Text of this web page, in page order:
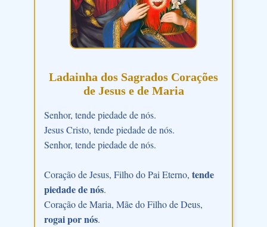
Ladainha dos Sagrados Corações
de Jesus e de Maria
Senhor, tende piedade de nós.
Jesus Cristo, tende piedade de nós.
Senhor, tende piedade de nós.
Coração de Jesus, Filho do Pai Eterno, tende
piedade de nós.
Coração de Maria, Mãe do Filho de Deus,
rogai por nós.